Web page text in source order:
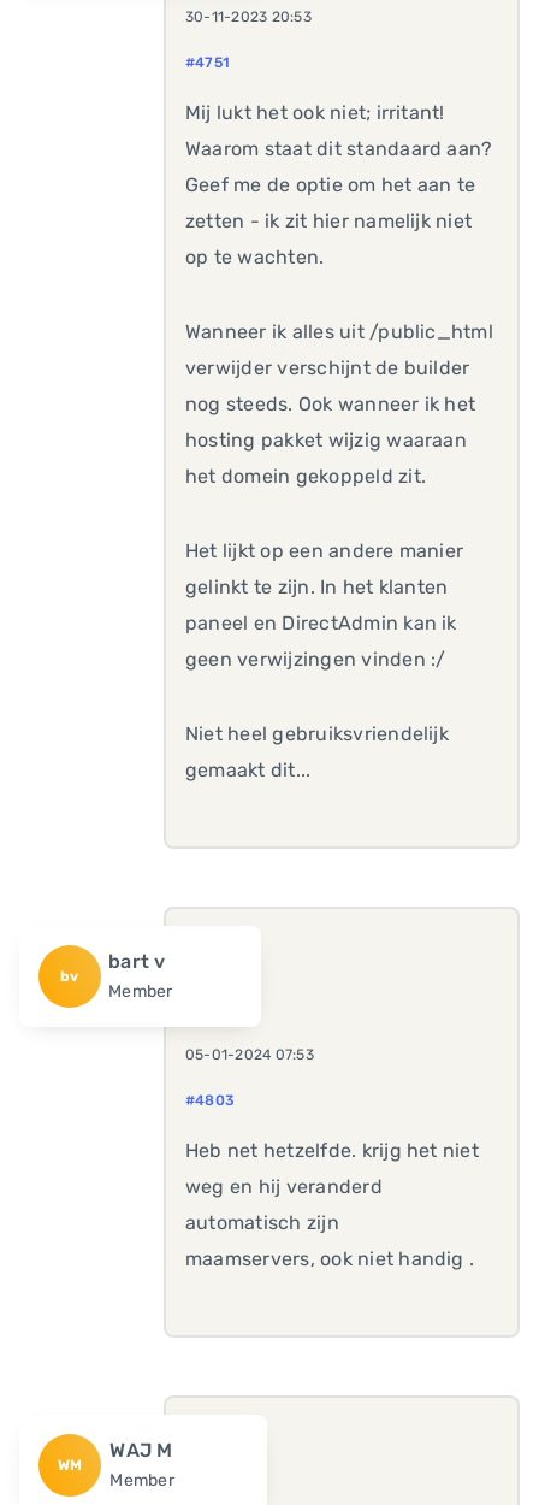
30-11-2023 20:53
#4751
Mij lukt het ook niet; irritant!
Waarom staat dit standaard aan?
Geef me de optie om het aan te
zetten - ik zit hier namelijk niet
op te wachten.
Wanneer ik alles uit /public_html
verwijder verschijnt de builder
nog steeds. Ook wanneer ik het
hosting pakket wijzig waaraan
het domein gekoppeld zit.
Het lijkt op een andere manier
gelinkt te zijn. In het klanten
paneel en DirectAdmin kan ik
geen verwijzingen vinden :/
Niet heel gebruiksvriendelijk
gemaakt dit...
bv
bart v
Member
05-01-2024 07:53
#4803
Heb net hetzelfde. krijg het niet
weg en hij veranderd
automatisch zijn
maamservers, ook niet handig .
WM
WAJ M
Member